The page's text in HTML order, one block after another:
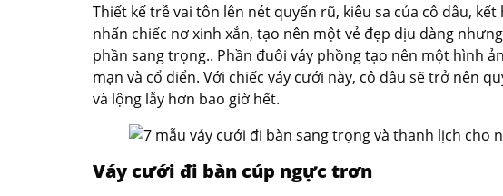
Thiết kế trễ vai tôn lên nét quyến rũ, kiêu sa của cô dâu, kết
nhấn chiếc nơ xinh xắn, tạo nên một vẻ đẹp dịu dàng
phần sang trọng.. Phần đuôi váy phồng tạo nên một hình
mạn và cổ điển. Với chiếc váy cưới này, cô dâu sẽ trở nên
và lộng lẫy hơn bao giờ hết.
Váy cưới đi bàn cúp ngực trơn